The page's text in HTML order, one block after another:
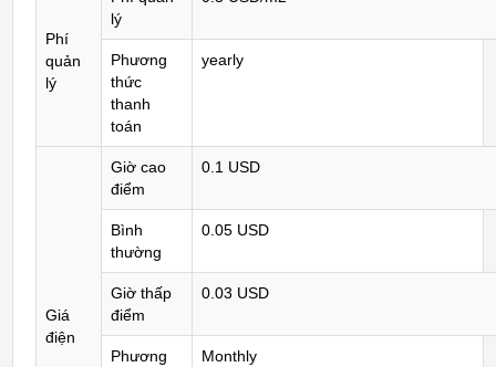
Phí
quản
lý
lý
Phương
thức
thanh
toán
yearly
Giá
điện
Giờ cao
điểm
0.1 USD
Bình
thường
0.05 USD
Giờ thấp
điểm
0.03 USD
Phương
Monthly